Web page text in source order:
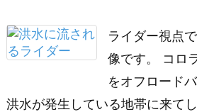
ライダー視点
像です。 コロ
をオフロード
洪水が発生している地帯に来て